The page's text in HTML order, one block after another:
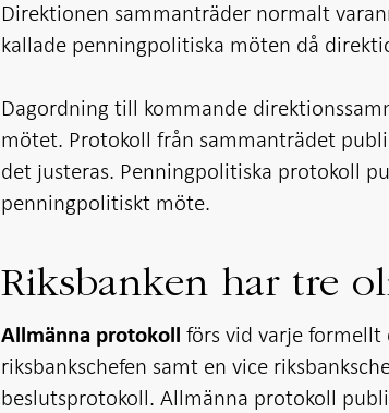
Direktionen sammanträder normalt
kallade penningpolitiska möten då
Dagordning till kommande
mötet. Protokoll från sammanträdet
det justeras. Penningpolitiska protokoll
penningpolitiskt möte.
Riksbanken har tre
Allmänna protokoll förs vid varje formellt
riksbankschefen samt en vice
beslutsprotokoll. Allmänna protokoll